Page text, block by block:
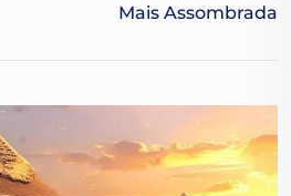
Mais Assombrada